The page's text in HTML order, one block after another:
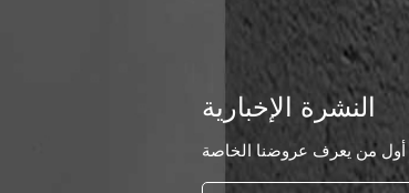
النشرة الإخبارية